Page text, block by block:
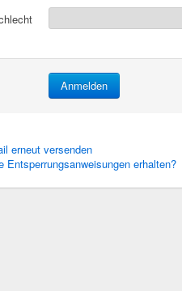
erneut versenden
Entsperrungsanweisungen erhalten?